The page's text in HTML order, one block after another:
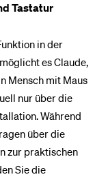
Tastatur
in der
es Claude,
Mensch mit Maus
nur über die
Während
über die
zur praktischen
Sie die